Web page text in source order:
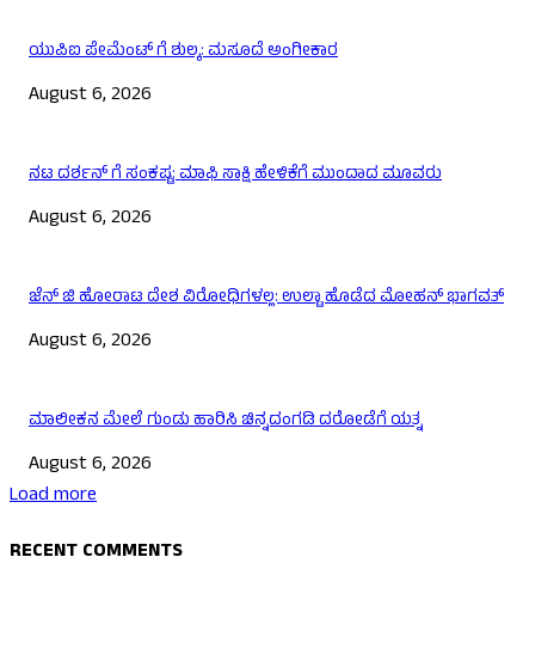
ಯುಪಿಐ ಪೇಮೆಂಟ್ ಗೆ ಶುಲ್ಕ: ಮಸೂದೆ ಅಂಗೀಕಾರ
August 6, 2026
ನಟ ದರ್ಶನ್ ಗೆ ಸಂಕಷ್ಟ: ಮಾಫಿ ಸಾಕ್ಷಿ ಹೇಳಿಕೆಗೆ ಮುಂದಾದ ಮೂವರು
August 6, 2026
ಜೆನ್ ಜಿ ಹೋರಾಟ ದೇಶ ವಿರೋಧಿಗಳಲ್ಲ: ಉಲ್ಟಾ ಹೊಡೆದ ಮೋಹನ್ ಭಾಗವತ್
August 6, 2026
ಮಾಲೀಕನ ಮೇಲೆ ಗುಂಡು ಹಾರಿಸಿ ಚಿನ್ನದಂಗಡಿ ದರೋಡೆಗೆ ಯತ್ನ
August 6, 2026
Load more
RECENT COMMENTS